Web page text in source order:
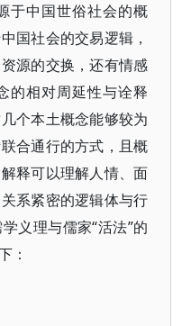
于中国世俗社会的概
国社会的交易逻辑，
源的交换，还有情感
的相对周延性与诠释
个本土概念能够较为
合通行的方式，且概
释可以理解人情、面
系紧密的逻辑体与行
义理与儒家“活法”的
：